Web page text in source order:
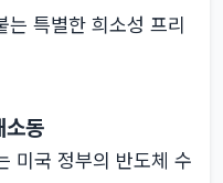
특별한 희소성 프리
소동
미국 정부의 반도체 수